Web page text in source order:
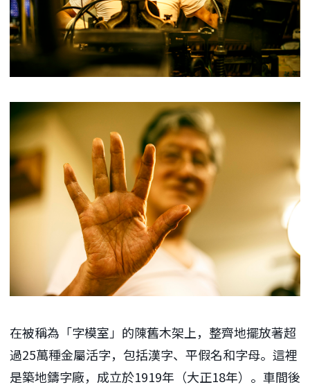
在被稱為「字模室」的陳舊木架上，整齊地擺放著超
過25萬種金屬活字，包括漢字、平假名和字母。這裡
是築地鑄字廠，成立於1919年（大正18年）。車間後